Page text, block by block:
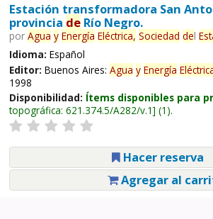
Estación transformadora San
provincia deRío Negro.
por Agua y Energía Eléctrica, Sociedad del
Idioma: Español
Editor: Buenos Aires: Agua y Energía
1998
Disponibilidad: Ítems disponibles para
topográfica: 621.374.5/A282/v.1 (1).
Hacer reserva
Agregar al